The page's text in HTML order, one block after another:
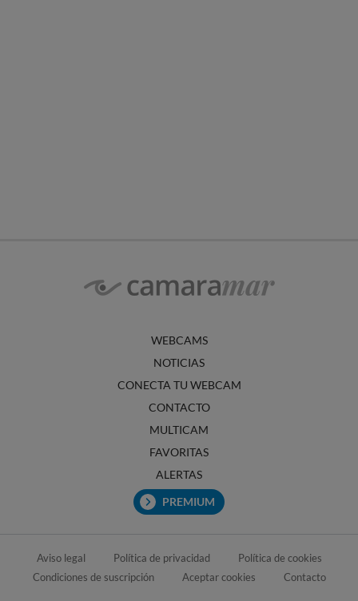
WEBCAMS
NOTICIAS
CONECTA TU WEBCAM
CONTACTO
MULTICAM
FAVORITAS
ALERTAS
PREMIUM
Aviso legal Política de privacidad
Política de cookies
Condiciones de suscripción
Aceptar cookies Contacto